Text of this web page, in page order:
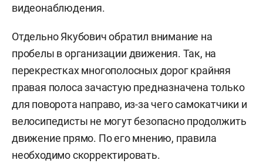
видеонаблюдения.
Отдельно Якубович обратил внимание на
пробелы в организации движения. Так, на
перекрестках многополосных дорог крайняя
правая полоса зачастую предназначена только
для поворота направо, из-за чего самокатчики и
велосипедисты не могут безопасно продолжить
движение прямо. По его мнению, правила
необходимо скорректировать.